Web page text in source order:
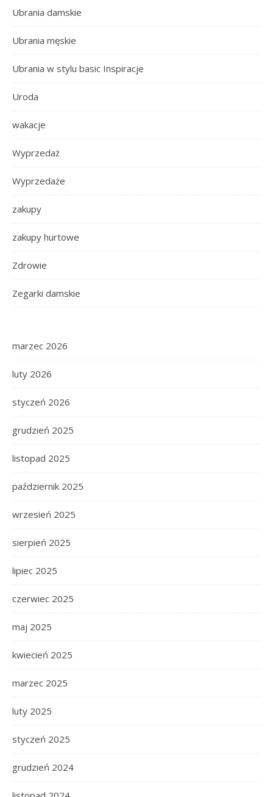
Ubrania damskie
Ubrania męskie
Ubrania w stylu basic Inspiracje
Uroda
wakacje
Wyprzedaż
Wyprzedaże
zakupy
zakupy hurtowe
Zdrowie
Zegarki damskie
marzec 2026
luty 2026
styczeń 2026
grudzień 2025
listopad 2025
październik 2025
wrzesień 2025
sierpień 2025
lipiec 2025
czerwiec 2025
maj 2025
kwiecień 2025
marzec 2025
luty 2025
styczeń 2025
grudzień 2024